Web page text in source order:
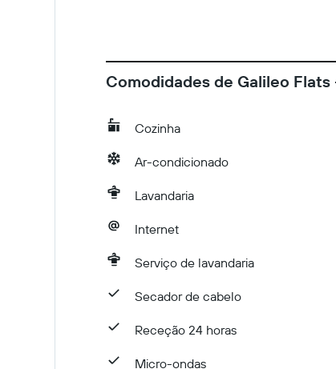
Comodidades de Galileo
Cozinha
Ar-condicionado
Lavandaria
Internet
Serviço de lavandaria
Secador de cabelo
Receção 24 horas
Micro-ondas